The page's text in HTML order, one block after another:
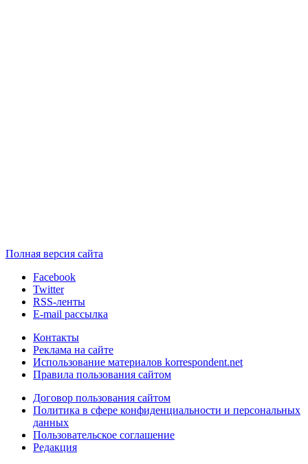
Полная версия сайта
Facebook
Twitter
RSS-ленты
E-mail рассылка
Контакты
Реклама на сайте
Использование материалов korrespondent.net
Правила пользования сайтом
Договор пользования сайтом
Политика в сфере конфиденциальности и персональных
данных
Пользовательское соглашение
Редакция